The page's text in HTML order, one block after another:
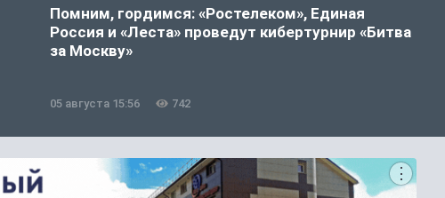
Помним, гордимся: «Ростелеком», Единая
Россия и «Леста» проведут кибертурнир «Битва
за Москву»
05 августа 15:56 742